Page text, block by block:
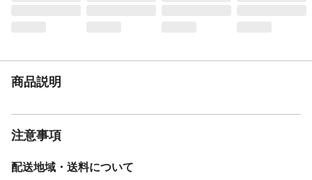
商品説明
注意事項
配送地域・送料について